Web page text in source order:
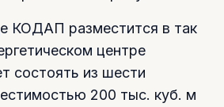
КОДАП разместится в так
центре
состоять из шести
200 тыс. куб. м